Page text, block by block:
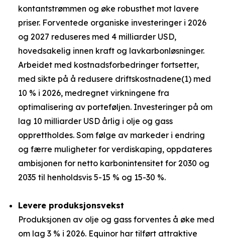
kontantstrømmen og øke robusthet mot lavere
priser. Forventede organiske investeringer i 2026
og 2027 reduseres med 4 milliarder USD,
hovedsakelig innen kraft og lavkarbonløsninger.
Arbeidet med kostnadsforbedringer fortsetter,
med sikte på å redusere driftskostnadene(1) med
10 % i 2026, medregnet virkningene fra
optimalisering av porteføljen. Investeringer på om
lag 10 milliarder USD årlig i olje og gass
opprettholdes. Som følge av markeder i endring
og færre muligheter for verdiskaping, oppdateres
ambisjonen for netto karbonintensitet for 2030 og
2035 til henholdsvis 5-15 % og 15-30 %.
Levere produksjonsvekst
Produksjonen av olje og gass forventes å øke med
om lag 3 % i 2026. Equinor har tilført attraktive